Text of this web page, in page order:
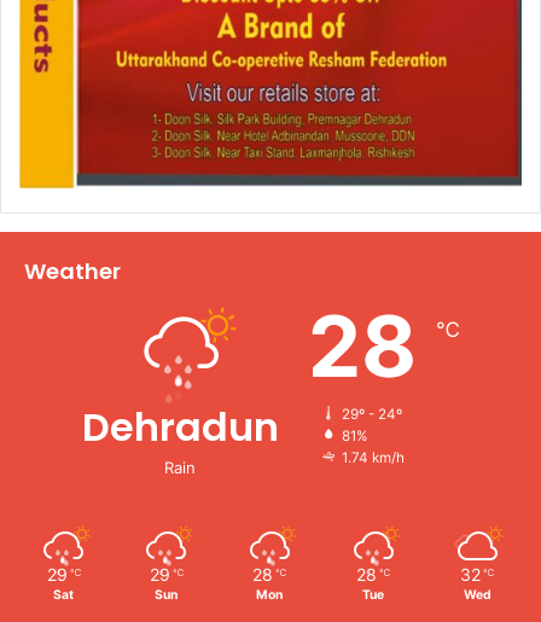
Weather
Dehradun
Rain
28 ℃
29º - 24º
81%
1.74 km/h
29 ℃
Sat
29 ℃
Sun
28 ℃
Mon
28 ℃
Tue
32 ℃
Wed